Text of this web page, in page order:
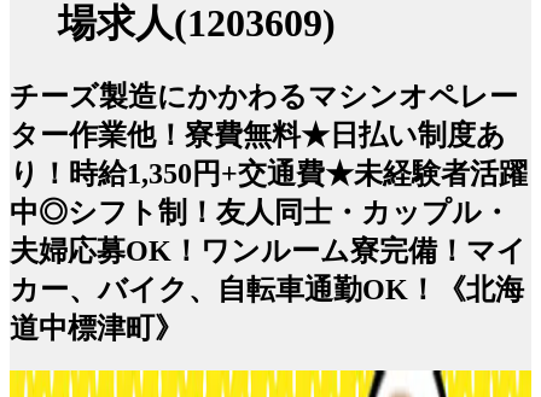
場求人(1203609)
チーズ製造にかかわるマシンオペレー
ター作業他！寮費無料★日払い制度あ
り！時給1,350円+交通費★未経験者活躍
中◎シフト制！友人同士・カップル・
夫婦応募OK！ワンルーム寮完備！マイ
カー、バイク、自転車通勤OK！《北海
道中標津町》